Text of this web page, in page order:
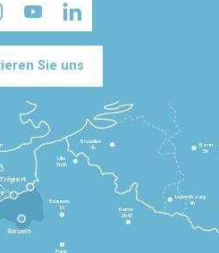
Sie uns
Paris
Beauvais
1h
Reims
2h45
Lille
2h30
Bruxelles
3h
Bonn
5h
Luxembourg
4h
Rouen